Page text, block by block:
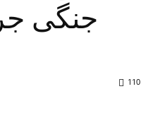
جنگی
110